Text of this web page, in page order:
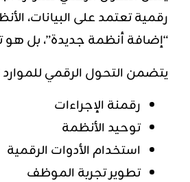
رقمية تعتمد على البيانات،
“إضافة أنظمة جديدة”، بل هو
يتضمن التحول الرقمي للموارد
رقمنة الإجراءات
توحيد الأنظمة
استخدام الأدوات الرقمية
تطوير تجربة الموظف